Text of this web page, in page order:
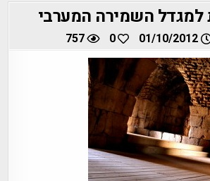
השמירה המערבי
01/10/2012
0
757